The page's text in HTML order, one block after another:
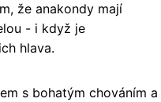
že anakondy mají
- i když je
hlava.
s bohatým chováním a